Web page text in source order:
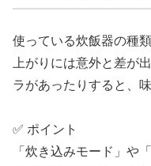
使っている炊飯器の種
上がりには意外と差が
ラがあったりすると、
✅ ポイント
「炊き込みモード」や